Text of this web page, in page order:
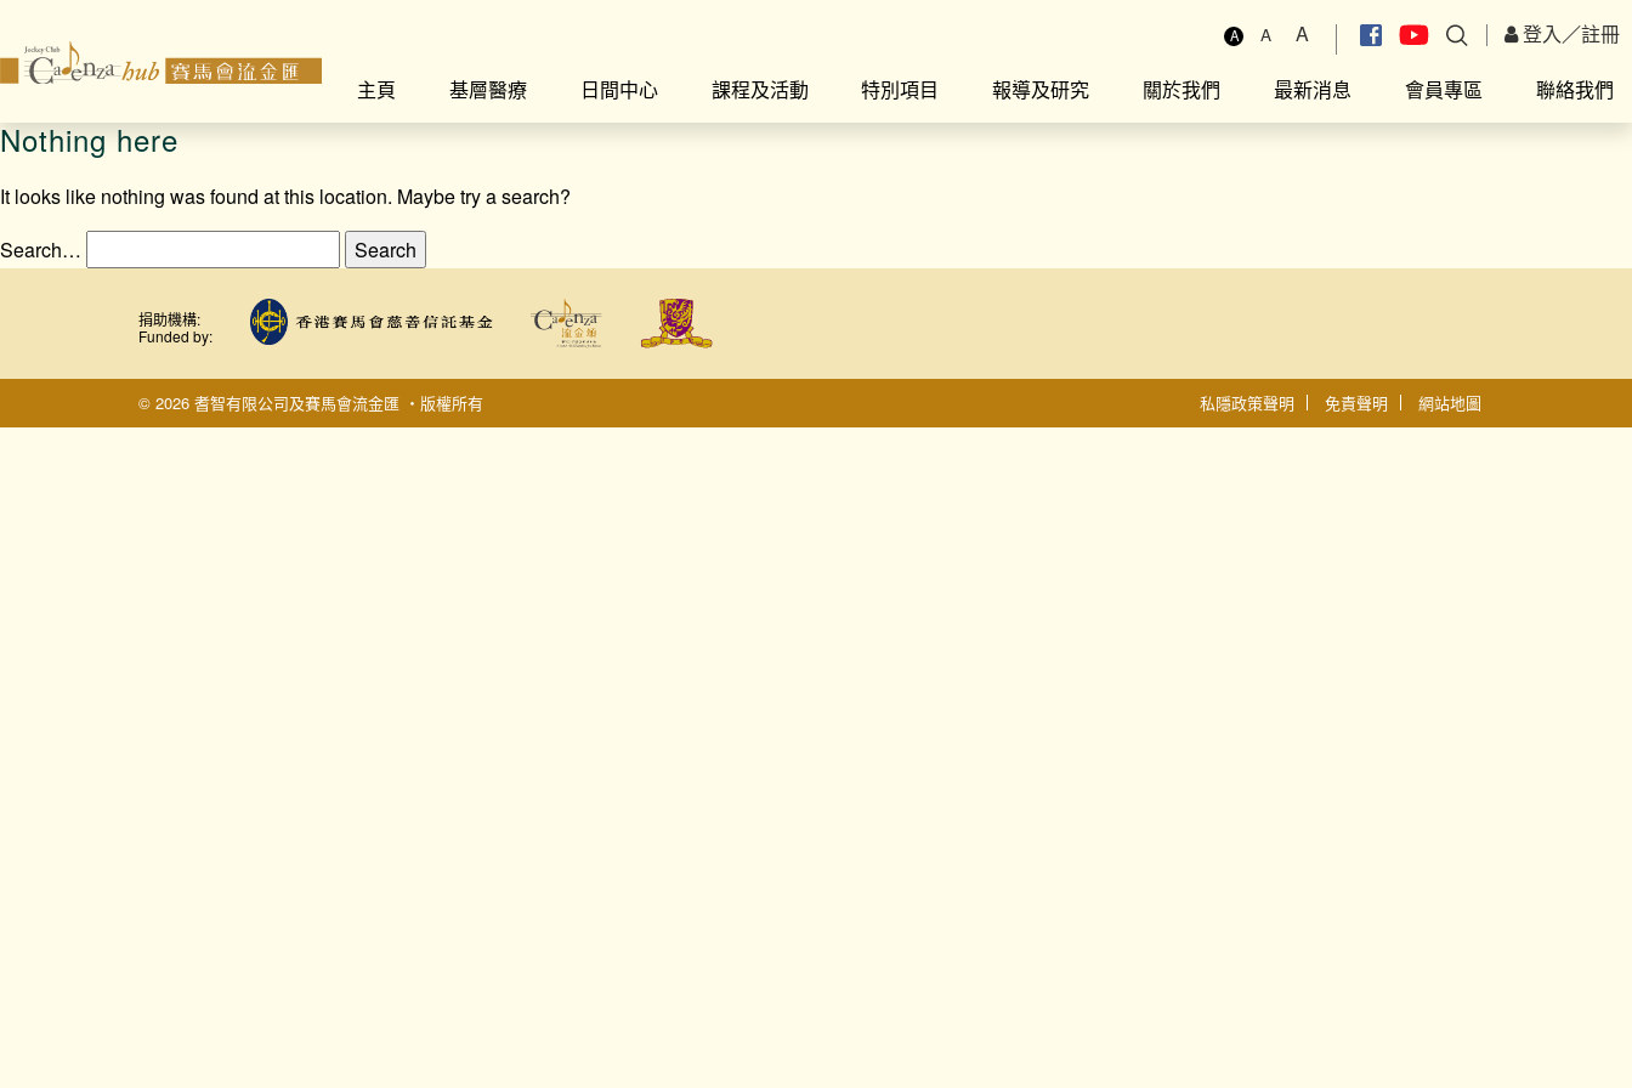
A A A 登入／註冊
主頁
基層醫療 日間中心 課程及活動 特別項目 報導及研究 關於我們 最新消息 會員專區 聯絡我們
Nothing here
It looks like nothing was found at this location. Maybe try a search?
Search…
捐助機構:
Funded by:
© 2026 耆智有限公司及賽馬會流金匯 ‧版權所有 私隱政策聲明 免責聲明 網站地圖